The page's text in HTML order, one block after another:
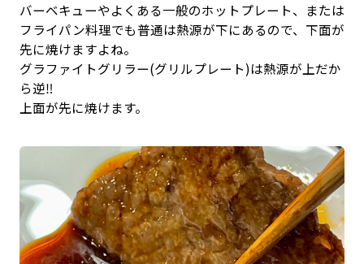
バーベキューやよくある一般のホットプレート、または
フライパン料理でも普通は熱源が下にあるので、下面が
先に焼けますよね。
グラファイトグリラー(グリルプレート)は熱源が上だか
ら逆‼️
上面が先に焼けます。